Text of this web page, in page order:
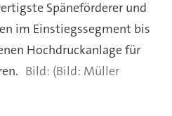
Späneförderer und
im Einstiegssegment bis
Hochdruckanlage für
(Bild: Müller